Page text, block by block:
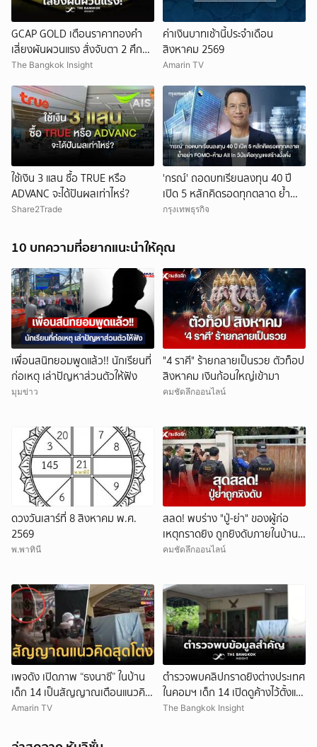
GCAP GOLD เตือนราคาทองคำ
เสี่ยงผันผวนแรง สั่งจับตา 2 ศึก
สำคัญ!
The Bangkok Insight
ค่าเงินบาทเช้านี้ประจำเดือน
สิงหาคม 2569
Amarin TV
ใช้เงิน 3 แสน ซื้อ TRUE หรือ
ADVANC จะได้ปันผลเท่าไหร่?
Share2Trade
'กรณ์' ถอดบทเรียนลงทุน 40 ปี
เปิด 5 หลักคิดรอดทุกตลาด ย้ำ
อย่า FOMO-ห้าม All In วินัยคือ
กรุงเทพธุรกิจ
10 บทความที่อยากแนะนำให้คุณ
เพื่อนสนิทยอมพูดแล้ว!! นักเรียนที่
ก่อเหตุ เล่าปัญหาส่วนตัวให้ฟัง
มุมข่าว
"4 ราศี" ร้ายกลายเป็นรวย ตัวท็อป
สิงหาคม เงินก้อนใหญ่เข้ามา
คมชัดลึกออนไลน์
ดวงวันเสาร์ที่ 8 สิงหาคม พ.ศ.
2569
พ.พาทินี
สลด! พบร่าง "ปู่-ย่า" ของผู้ก่อ
เหตุกราดยิง ถูกยิงดับภายในบ้าน
พัก
คมชัดลึกออนไลน์
เพจดัง เปิดภาพ “ธงนาซี” ในบ้าน
เด็ก 14 เป็นสัญญาณเตือนแนวคิด
สุดโต่ง
Amarin TV
ตำรวจพบคลิปกราดยิงต่างประเทศ
ในคอมฯ เด็ก 14 เปิดดูค้างไว้ตั้งแต่
วันที่ 30 ก.ค.
The Bangkok Insight